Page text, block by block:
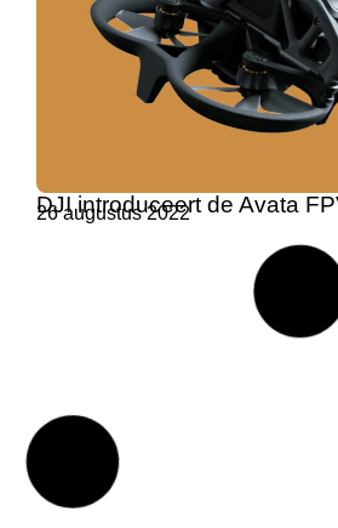
DJI introduceert de Avata
26 augustus 2022